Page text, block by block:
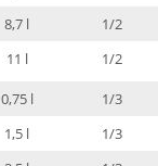
8,7 l
1/2
11 l 1/2
0,75 l
1/3
1,5 l
1/3